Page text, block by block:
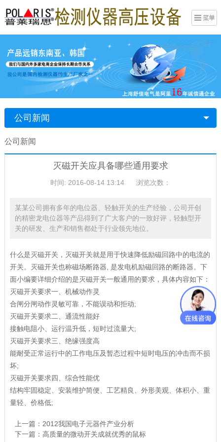
公司新闻
公司新闻
灭磁开关应具备哪些通用要求
时间: 2016-08-14 13:14 浏览次数：
某某公司拥有多年的电位器、轻触开关的生产经验，公司开创
的精密龙电位器等产品得到了广大客户的一致好评，轻触型开
关的研发、生产和销售都处于行业领先地位。
什么是灭磁开关，灭磁开关就是用于快速降低励磁回路中的电流的
开关。灭磁开关也称磁场断路器, 是发电机励磁回路的断路器。下
面小编要详细介绍的是灭磁开关一般通用的要求，具体内容如下：
灭磁开关要求一、机械动作灵
合闸分闸动作灵敏可靠，不能误动和拒动;
灭磁开关要求二、通流性能好
接触电阻小、运行温升低，短时过流量大;
灭磁开关要求三、绝缘强度高
能耐受正常运行中的工作电压及暂态过程中短时电压的冲击而不损
坏;
灭磁开关要求四、综合性能优
结构牢固稳定、安装维护简便、工艺精良、外形美观、体积小、重
量轻、价格低;
上一篇： 2012我国电子元器件产业分析
下一篇： 高质量的微动开关成就优秀的鼠标